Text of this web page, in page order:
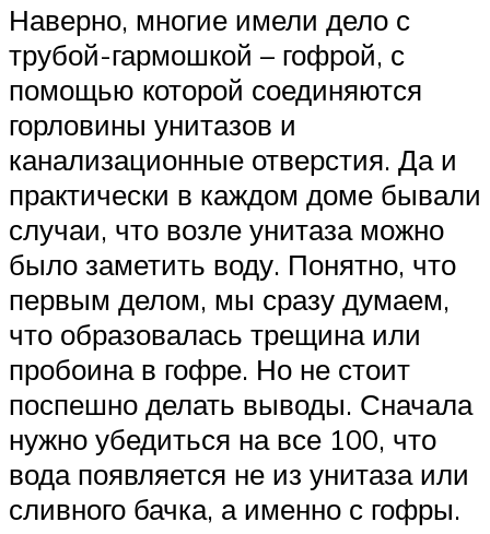
Наверно, многие имели дело с
трубой-гармошкой – гофрой, с
помощью которой соединяются
горловины унитазов и
канализационные отверстия. Да и
практически в каждом доме бывали
случаи, что возле унитаза можно
было заметить воду. Понятно, что
первым делом, мы сразу думаем,
что образовалась трещина или
пробоина в гофре. Но не стоит
поспешно делать выводы. Сначала
нужно убедиться на все 100, что
вода появляется не из унитаза или
сливного бачка, а именно с гофры.